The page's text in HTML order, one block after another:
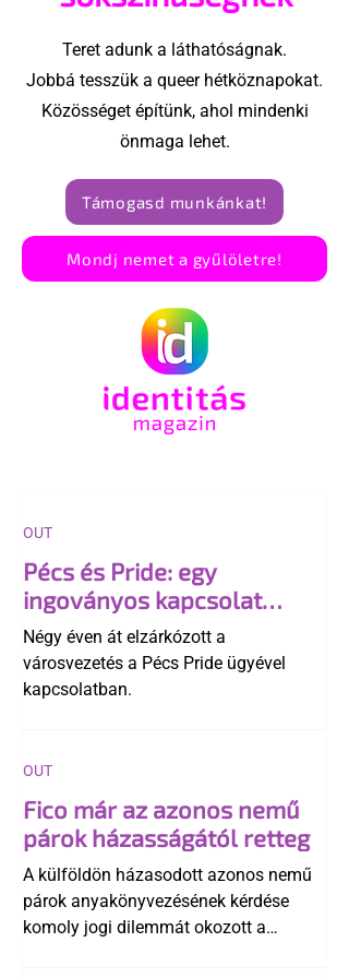
Teret adunk a láthatóságnak.
Jobbá tesszük a queer hétköznapokat.
Közösséget építünk, ahol mindenki
önmaga lehet.
Támogasd munkánkat!
Mondj nemet a gyűlöletre!
Pécs és Pride: egy
ingoványos kapcsolat
története
Négy éven át elzárkózott a
városvezetés a Pécs Pride ügyével
kapcsolatban.
OUT
Fico már az azonos nemű
párok házasságától retteg
A külföldön házasodott azonos nemű
párok anyakönyvezésének kérdése
komoly jogi dilemmát okozott a
OUT